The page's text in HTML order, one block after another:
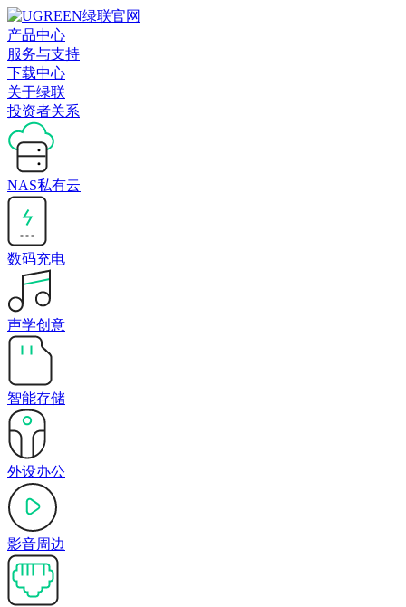
产品中心
服务与支持
下载中心
关于绿联
投资者关系
NAS私有云
数码充电
声学创意
智能存储
外设办公
影音周边